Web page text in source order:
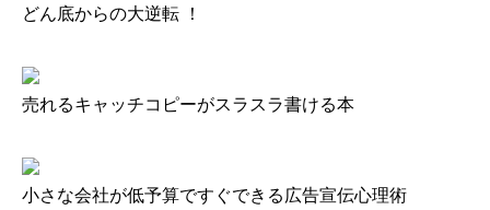
どん底からの大逆転 ！
売れるキャッチコピーがスラスラ書ける本
小さな会社が低予算ですぐできる広告宣伝心理術